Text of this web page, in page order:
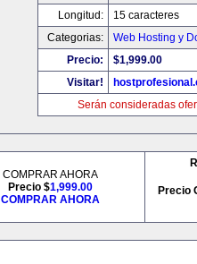
Longitud:
15 caracteres
Categorias:
Web Hosting y
Precio:
$1,999.00
Visitar!
Serán consideradas
COMPRAR AHORA
Precio $1,999.00
COMPRAR AHORA
Precio